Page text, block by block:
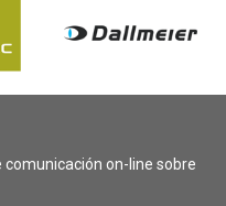
comunicación on-line sobre